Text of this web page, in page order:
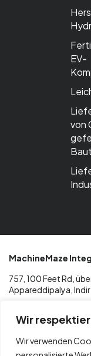
Wir
Wir verwenden
EV-
von
MachineMaze
757, 100 Feet Rd,
Appareddipalya,
T: +91 96068 02433
E: